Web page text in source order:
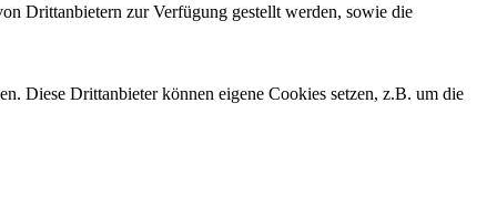
Drittanbietern zur Verfügung gestellt werden, sowie die
Diese Drittanbieter können eigene Cookies setzen, z.B. um die